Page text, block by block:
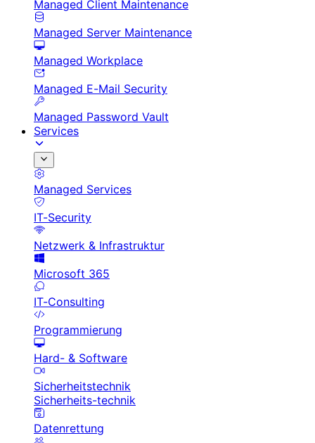
Managed Client Maintenance
Managed Server Maintenance
Managed Workplace
Managed E-Mail Security
Managed Password Vault
Services
Managed Services
IT-Security
Netzwerk & Infrastruktur
Microsoft 365
IT-Consulting
Programmierung
Hard- & Software
Sicherheitstechnik
Sicherheits-technik
Datenrettung